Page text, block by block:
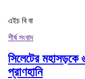
এইচ বি বা
শীর্ষ সংবাদ
সিলেটের মহাসড়কে
প্রাণহানি